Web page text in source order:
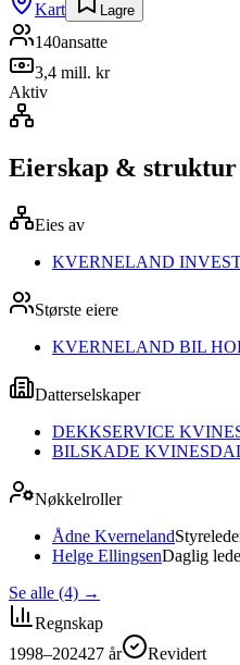
Kart
Lagre
140ansatte
3,4 mill. kr
Aktiv
Eierskap & struktur
Eies av
KVERNELAND
Største eiere
KVERNELAND BIL
Datterselskaper
DEKKSERVICE
BILSKADE
Nøkkelroller
Ådne Kverneland
Helge EllingsenDaglig
Se alle (4) →
Regnskap
1998–202427 år
Revidert